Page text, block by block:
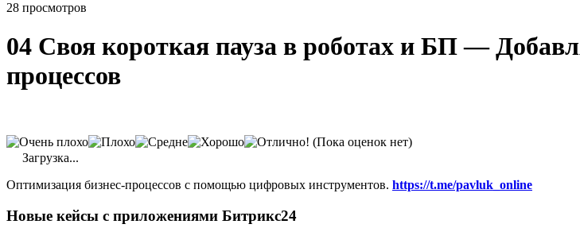
28 просмотров
04 Своя короткая пауза в роботах и БП —
процессов
(Пока оценок нет)
Загрузка...
Оптимизация бизнес-процессов с помощью цифровых инструментов. https://t.me/pavluk_online
Новые кейсы с приложениями Битрикс24